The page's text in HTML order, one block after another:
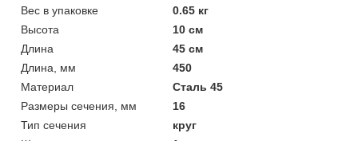
Вес в упаковке
0.65 кг
Высота
10 см
Длина
45 см
Длина, мм
450
Материал
Сталь 45
Размеры сечения, мм
16
Тип сечения
круг